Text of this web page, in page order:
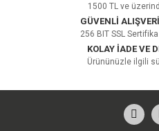
1500 TL ve
GÜVENLİ
256 BIT SSL
KOLAY İADE VE
Ürününüzle ilgili